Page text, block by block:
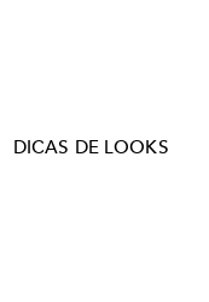
DICAS DE LOOKS